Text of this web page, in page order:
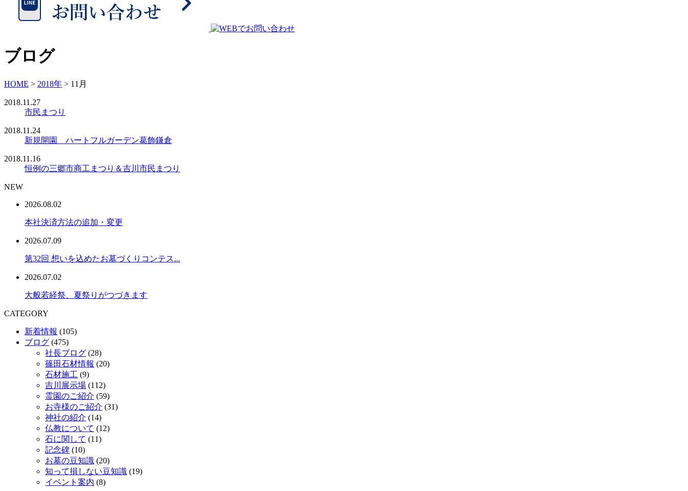
ブログ
HOME > 2018年 > 11月
2018.11.27
市民まつり
2018.11.24
新規開園 ハートフルガーデン葛飾鎌倉
2018.11.16
恒例の三郷市商工まつり＆吉川市民まつり
NEW
2026.08.02
本社決済方法の追加・変更
2026.07.09
第32回 想いを込めたお墓づくりコンテス...
2026.07.02
大般若経祭、夏祭りがつづきます
CATEGORY
新着情報 (105)
ブログ (475)
社長ブログ (28)
篠田石材情報 (20)
石材施工 (9)
吉川展示場 (112)
霊園のご紹介 (59)
お寺様のご紹介 (31)
神社の紹介 (14)
仏教について (12)
石に関して (11)
記念碑 (10)
お墓の豆知識 (20)
知って損しない豆知識 (19)
イベント案内 (8)